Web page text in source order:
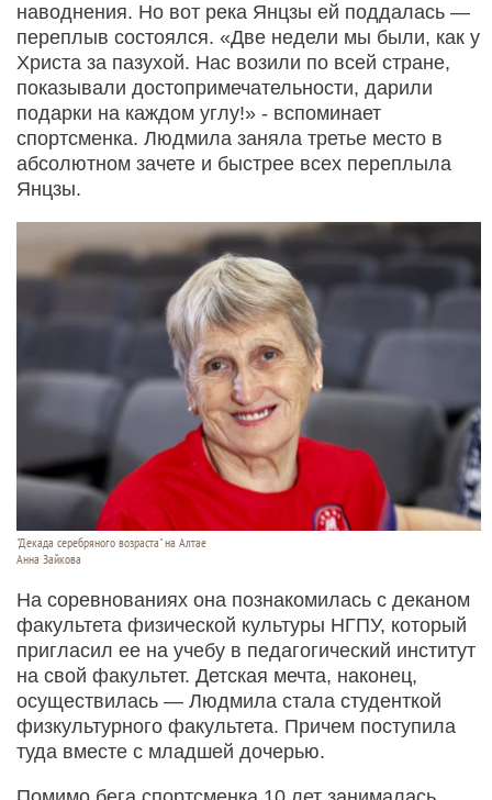
наводнения. Но вот река Янцзы ей поддалась —
переплыв состоялся. «Две недели мы были, как у
Христа за пазухой. Нас возили по всей стране,
показывали достопримечательности, дарили
подарки на каждом углу!» - вспоминает
спортсменка. Людмила заняла третье место в
абсолютном зачете и быстрее всех переплыла
Янцзы.
"Декада серебряного возраста" на Алтае
Анна Зайкова
На соревнованиях она познакомилась с деканом
факультета физической культуры НГПУ, который
пригласил ее на учебу в педагогический институт
на свой факультет. Детская мечта, наконец,
осуществилась — Людмила стала студенткой
физкультурного факультета. Причем поступила
туда вместе с младшей дочерью.